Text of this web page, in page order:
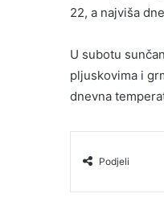
22, a najviša
U subotu
pljuskovima i
dnevna
Podjeli